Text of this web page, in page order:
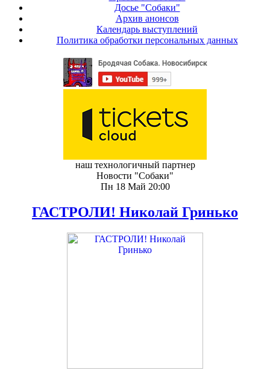
Досье "Собаки"
Архив анонсов
Календарь выступлений
Политика обработки персональных данных
наш технологичный партнер
Новости "Собаки"
Пн 18 Май 20:00
ГАСТРОЛИ! Николай Гринько